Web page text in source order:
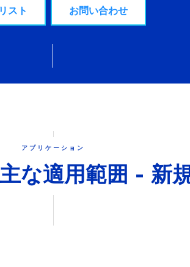
スト お問い合わせ
アプリケーション
な適用範囲 - 新